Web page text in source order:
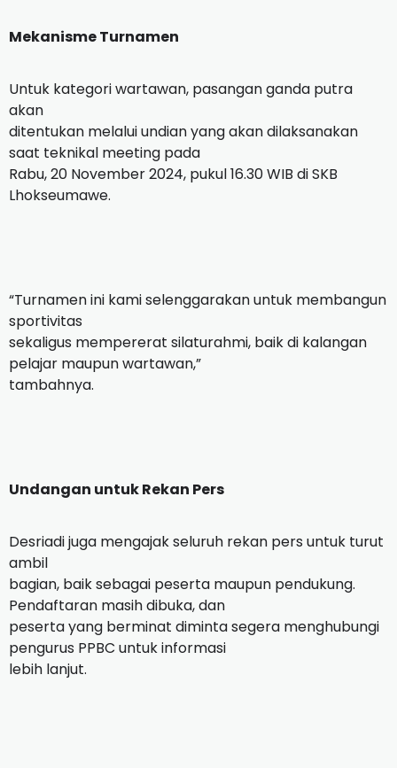
Mekanisme Turnamen
Untuk kategori wartawan, pasangan ganda putra
akan
ditentukan melalui undian yang akan dilaksanakan
saat teknikal meeting pada
Rabu, 20 November 2024, pukul 16.30 WIB di SKB
Lhokseumawe.
“Turnamen ini kami selenggarakan untuk membangun
sportivitas
sekaligus mempererat silaturahmi, baik di kalangan
pelajar maupun wartawan,”
tambahnya.
Undangan untuk Rekan Pers
Desriadi juga mengajak seluruh rekan pers untuk turut
ambil
bagian, baik sebagai peserta maupun pendukung.
Pendaftaran masih dibuka, dan
peserta yang berminat diminta segera menghubungi
pengurus PPBC untuk informasi
lebih lanjut.